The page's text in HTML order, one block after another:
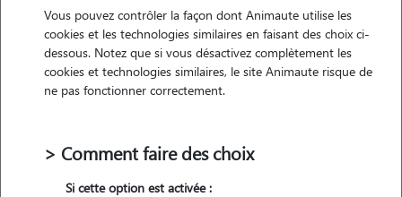
5/5 (5 avis)
• 28 ans
chez le Pet Sitter
Vous pouvez contrôler la façon dont Animaute utilise les
cookies et les technologies similaires en faisant des choix ci-
dessous. Notez que si vous désactivez complètement les
cookies et technologies similaires, le site Animaute risque de
ne pas fonctionner correctement.
> Comment faire des choix
Si cette option est activée :